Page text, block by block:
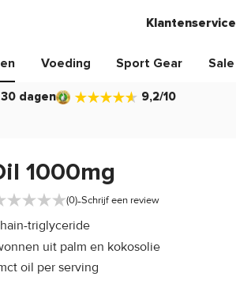
Klantenservice
Voeding Sport Gear Sale
30 dagen 9,2/10
1000mg
(0)-Schrijf een review
triglyceride
uit palm en kokosolie
oil per serving